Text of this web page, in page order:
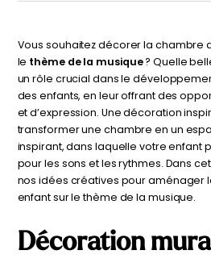
Affiche bébé Mes
premières fois
À partir
de
Vous souhaitez décorer la chambre
le thème de la musique? Quelle
un rôle crucial dans le
des enfants, en leur offrant des
et d’expression. Une décoration
transformer une chambre en un
inspirant, dans laquelle votre enfant
pour les sons et les rythmes. Dans
nos idées créatives pour aménager
enfant sur le thème de la musique.
Décoration